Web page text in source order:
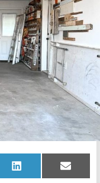
Share
LinkedIn Share
Email